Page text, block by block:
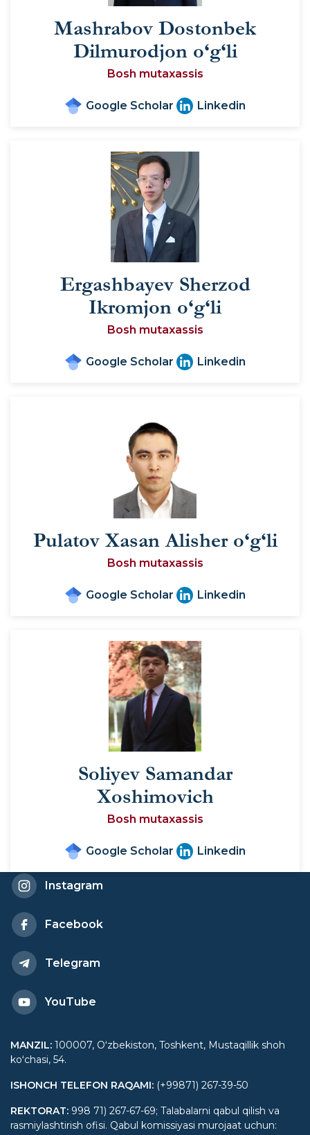
Mashrabov Dostonbek
Dilmurodjon o‘g‘li
Bosh mutaxassis
Google Scholar Linkedin
Ergashbayev Sherzod
Ikromjon o‘g‘li
Bosh mutaxassis
Google Scholar Linkedin
Pulatov Xasan Alisher o‘g‘li
Bosh mutaxassis
Google Scholar Linkedin
Soliyev Samandar
Xoshimovich
Bosh mutaxassis
Google Scholar Linkedin
Instagram
Facebook
Telegram
YouTube
MANZIL: 100007, Oʻzbekiston, Toshkent, Mustaqillik shoh
koʻchasi, 54.
ISHONCH TELEFON RAQAMI: (+99871) 267-39-50
REKTORAT: 998 71) 267-67-69; Talabalarni qabul qilish va
rasmiylashtirish ofisi. Qabul komissiyasi murojaat uchun: